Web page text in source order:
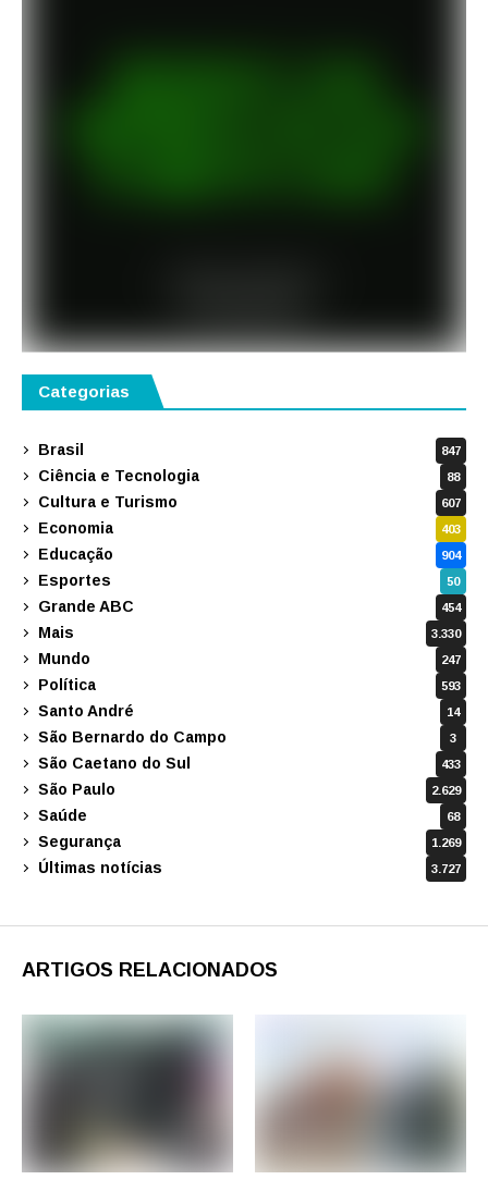
Categorias
Brasil 847
Ciência e Tecnologia 88
Cultura e Turismo 607
Economia 403
Educação 904
Esportes 50
Grande ABC 454
Mais 3.330
Mundo 247
Política 593
Santo André 14
São Bernardo do Campo 3
São Caetano do Sul 433
São Paulo 2.629
Saúde 68
Segurança 1.269
Últimas notícias 3.727
ARTIGOS RELACIONADOS